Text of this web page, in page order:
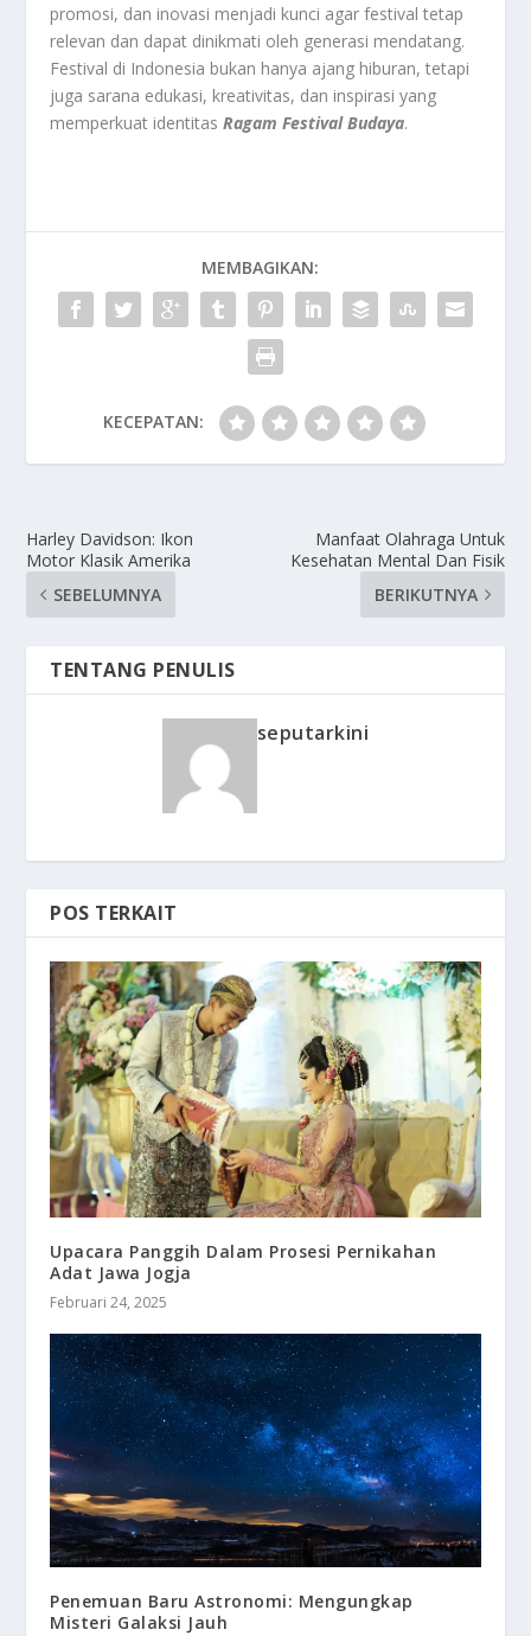
promosi, dan inovasi menjadi kunci agar festival tetap
relevan dan dapat dinikmati oleh generasi mendatang.
Festival di Indonesia bukan hanya ajang hiburan, tetapi
juga sarana edukasi, kreativitas, dan inspirasi yang
memperkuat identitasRagam Festival Budaya.
MEMBAGIKAN:
KECEPATAN:
Harley Davidson: Ikon
Motor Klasik Amerika
SEBELUMNYA
Manfaat Olahraga Untuk
Kesehatan Mental Dan Fisik
BERIKUTNYA
TENTANG PENULIS
seputarkini
POS TERKAIT
Upacara Panggih Dalam Prosesi Pernikahan
Adat Jawa Jogja
Februari 24, 2025
Penemuan Baru Astronomi: Mengungkap
Misteri Galaksi Jauh